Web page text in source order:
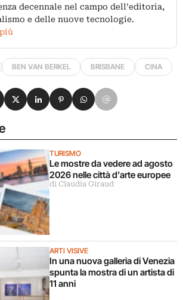
decennale nel campo dell’editoria,
e delle nuove tecnologie.
BEN VAN BERKEL BRISBANE CINA
TURISMO
Le mostre da vedere ad agosto
2026 nelle città d’arte europee
di Claudia Giraud
ARTI VISIVE
In una nuova galleria di Venezia
spunta la mostra di un artista di
11 anni
su Facebook
Condividi su X
Condividi su LinkedIn
Condividi su Pinterest
Condividi su WhatsApp
Condividi su Email